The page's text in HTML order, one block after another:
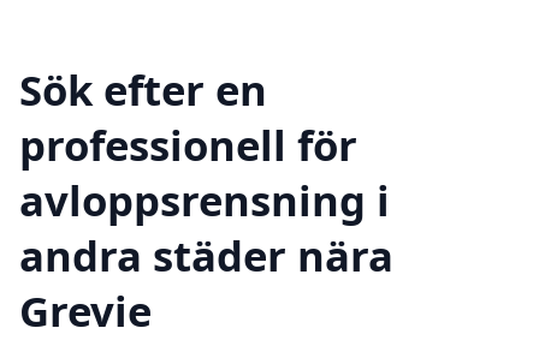
Sök efter en
professionell för
avloppsrensning i
andra städer nära
Grevie